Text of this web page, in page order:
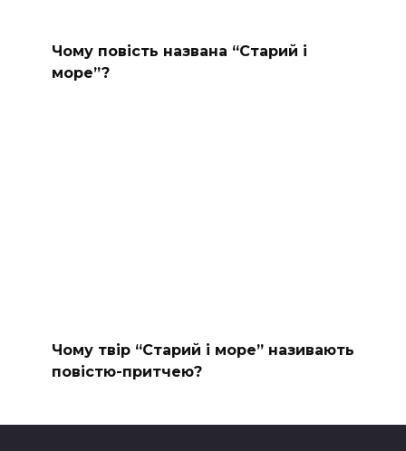
Чому повість названа “Старий і
море”?
Чому твір “Старий і море” називають
повістю-притчею?